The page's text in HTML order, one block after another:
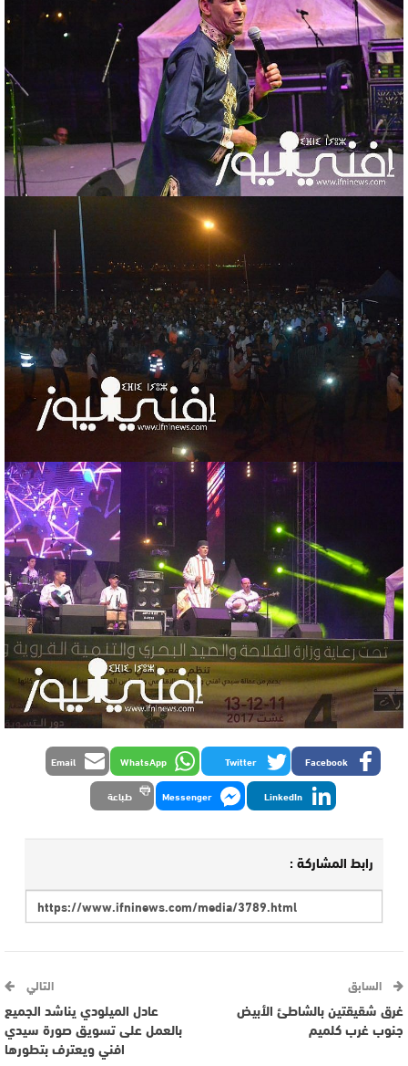
Facebook
Twitter
WhatsApp
Email
LinkedIn
Messenger طباعة
رابط المشاركة :
السابق
غرق شقيقتين بالشاطئ الأبيض
جنوب غرب كلميم‎
التالي
عادل الميلودي يناشد الجميع
بالعمل على تسويق صورة سيدي
افني ويعترف بتطورها